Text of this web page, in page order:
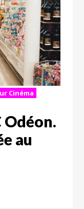
Cinéma
Odéon.
au